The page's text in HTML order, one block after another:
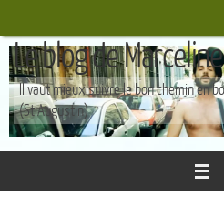
contenu
Le blog de
Il vaut mieux suivre le bon chemin en
(St Augustin)